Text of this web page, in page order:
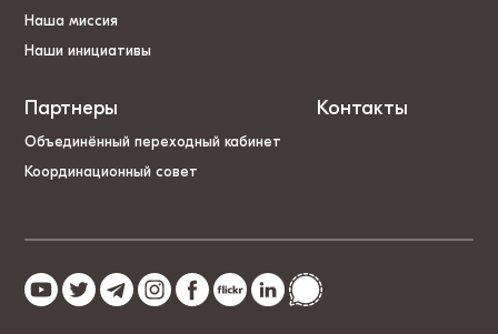
Наша миссия
Наши инициативы
Партнеры
Объединённый переходный кабинет
Координационный совет
Контакты